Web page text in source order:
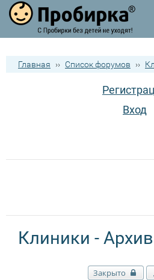
Главная ›› Список форумов ››
Вход
Клиники - Архив
Закрыто